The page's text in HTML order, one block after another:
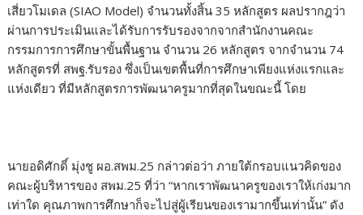
เสี่ยวโมเดล (SIAO Model) จำนวนทั้งสิ้น 35 หลักสูตร ผลปรากฎว่า
ผ่านการประเมินและได้รับการรับรองจากจากสำนักงานคณะ
กรรมการการศึกษาขั้นพื้นฐาน จำนวน 26 หลักสูตร จากจำนวน 74
หลักสูตรที่ สพฐ.รับรอง ซึ่งเป็นเขตพื้นที่การศึกษาเพียงแห่งแรกและ
แห่งเดียว ที่มีหลักสูตรการพัฒนาครูมากที่สุดในขณะนี้ โดย
นายอดิศักดิ์ มุ่งชู ผอ.สพม.25 กล่าวต่อว่า ภายใต้กรอบแนวคิดของ
คณะผู้บริหารของ สพม.25 ที่ว่า “หากเราพัฒนาครูของเราให้เก่งมาก
เท่าใด คุณภาพการศึกษาก็จะไปสู่ผู้เรียนของเรามากขึ้นเท่านั้น” ดัง